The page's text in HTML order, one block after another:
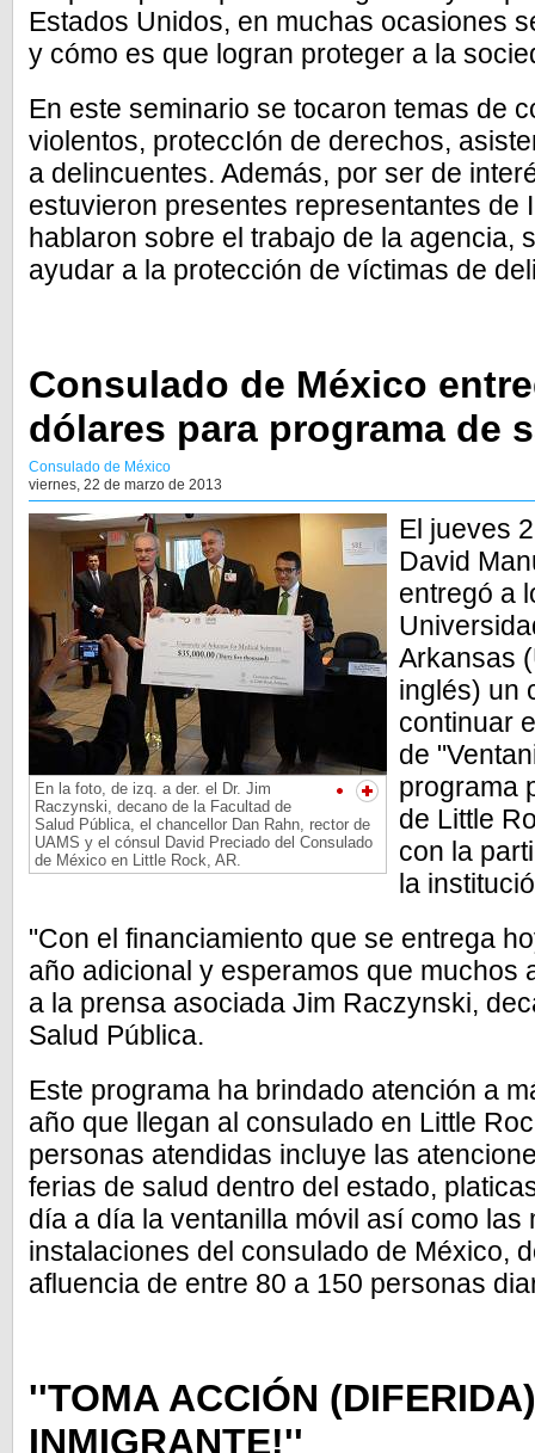
Estados Unidos, en muchas ocasiones
y cómo es que logran proteger a la
En este seminario se tocaron temas de
violentos, proteccIón de derechos,
a delincuentes. Además, por ser de
estuvieron presentes representantes de
hablaron sobre el trabajo de la agencia,
ayudar a la protección de víctimas de
Consulado de México
dólares para programa de
Consulado de México
viernes, 22 de marzo de 2013
En la foto, de izq. a der. el Dr. Jim
Raczynski, decano de la Facultad de
Salud Pública, el chancellor Dan Rahn, rector de
UAMS y el cónsul David Preciado del Consulado
de México en Little Rock, AR.
El jueves
David
entregó a
Arkansas
inglés) un
continuar
de
programa
de Little
con la
la
"Con el financiamiento que se entrega
año adicional y esperamos que muchos
a la prensa asociada Jim Raczynski,
Salud Pública.
Este programa ha brindado atención a
año que llegan al consulado en Little
personas atendidas incluye las
ferias de salud dentro del estado,
día a día la ventanilla móvil así como las
instalaciones del consulado de México,
afluencia de entre 80 a 150 personas
''TOMA ACCIÓN
INMIGRANTE!''